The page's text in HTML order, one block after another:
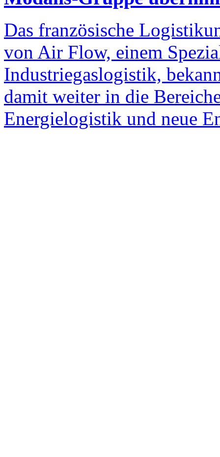
Das französische
von Air Flow, einem
Industriegaslogistik,
damit weiter in die
Energielogistik und neue